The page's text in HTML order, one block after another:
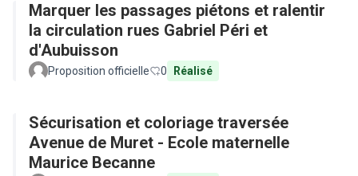
Marquer les passages piétons et ralentir
la circulation rues Gabriel Péri et
d'Aubuisson
Proposition officielle 0 Réalisé
Sécurisation et coloriage traversée
Avenue de Muret - Ecole maternelle
Maurice Becanne